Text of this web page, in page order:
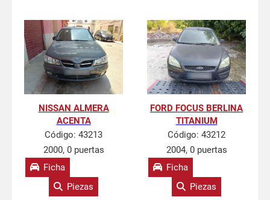
NISSAN ALMERA
ACENTA
Código: 43213
2000, 0 puertas
Ficha
Piezas
FORD FOCUS BERLINA
TITANIUM
Código: 43212
2004, 0 puertas
Ficha
Piezas